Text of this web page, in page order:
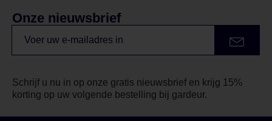
Onze nieuwsbrief
Schrijf u nu in op onze gratis nieuwsbrief en krijg 15%
korting op uw volgende bestelling bij gardeur.